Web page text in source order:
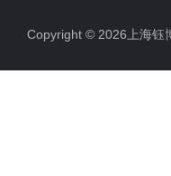
Copyright © 2026上海